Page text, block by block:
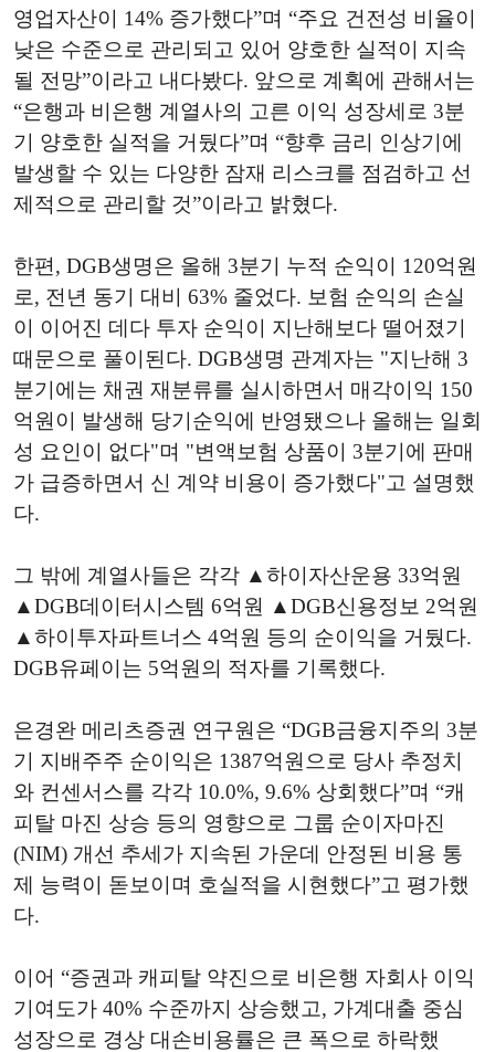
영업자산이 14% 증가했다”며 “주요 건전성 비율이
낮은 수준으로 관리되고 있어 양호한 실적이 지속
될 전망”이라고 내다봤다. 앞으로 계획에 관해서는
“은행과 비은행 계열사의 고른 이익 성장세로 3분
기 양호한 실적을 거뒀다”며 “향후 금리 인상기에
발생할 수 있는 다양한 잠재 리스크를 점검하고 선
제적으로 관리할 것”이라고 밝혔다.
한편, DGB생명은 올해 3분기 누적 순익이 120억원
로, 전년 동기 대비 63% 줄었다. 보험 순익의 손실
이 이어진 데다 투자 순익이 지난해보다 떨어졌기
때문으로 풀이된다. DGB생명 관계자는 "지난해 3
분기에는 채권 재분류를 실시하면서 매각이익 150
억원이 발생해 당기순익에 반영됐으나 올해는 일회
성 요인이 없다"며 "변액보험 상품이 3분기에 판매
가 급증하면서 신 계약 비용이 증가했다"고 설명했
다.
그 밖에 계열사들은 각각 ▲하이자산운용 33억원
▲DGB데이터시스템 6억원 ▲DGB신용정보 2억원
▲하이투자파트너스 4억원 등의 순이익을 거뒀다.
DGB유페이는 5억원의 적자를 기록했다.
은경완 메리츠증권 연구원은 “DGB금융지주의 3분
기 지배주주 순이익은 1387억원으로 당사 추정치
와 컨센서스를 각각 10.0%, 9.6% 상회했다”며 “캐
피탈 마진 상승 등의 영향으로 그룹 순이자마진
(NIM) 개선 추세가 지속된 가운데 안정된 비용 통
제 능력이 돋보이며 호실적을 시현했다”고 평가했
다.
이어 “증권과 캐피탈 약진으로 비은행 자회사 이익
기여도가 40% 수준까지 상승했고, 가계대출 중심
성장으로 경상 대손비용률은 큰 폭으로 하락했